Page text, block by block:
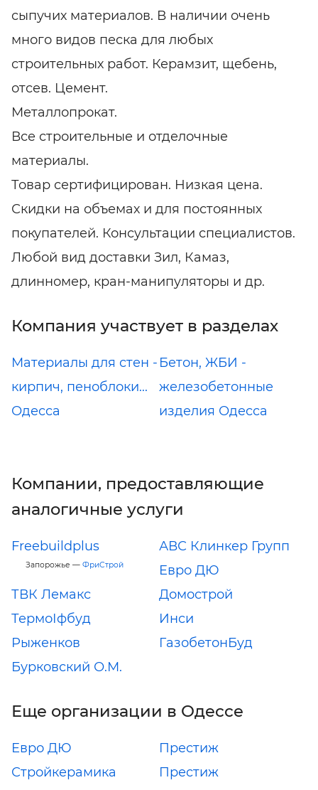
сыпучих материалов. В наличии очень
много видов песка для любых
строительных работ. Керамзит, щебень,
отсев. Цемент.
Металлопрокат.
Все строительные и отделочные
материалы.
Товар сертифицирован. Низкая цена.
Скидки на объемах и для постоянных
покупателей. Консультации специалистов.
Любой вид доставки Зил, Камаз,
длинномер, кран-манипуляторы и др.
Компания участвует в разделах
Материалы для стен -
кирпич, пеноблоки...
Одесса
Бетон, ЖБИ -
железобетонные
изделия Одесса
Компании, предоставляющие
аналогичные услуги
Freebuildplus
Запорожье — ФриСтрой
АВС Клинкер Групп
Евро ДЮ
ТВК Лемакс
Домострой
ТермоІфбуд
Инси
Рыженков
ГазобетонБуд
Бурковский О.М.
Еще организации в Одессе
Евро ДЮ
Престиж
Стройкерамика
Престиж